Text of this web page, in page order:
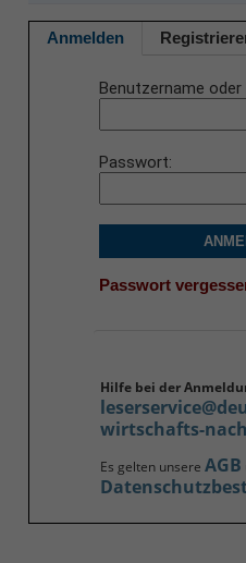
Anmelden
Benutzername
Passwort
Passwort
Hilfe bei der
wirtschafts-
Es gelten unsere AGB